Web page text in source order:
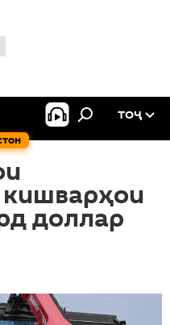
ТОҶ
кишварҳои
доллар